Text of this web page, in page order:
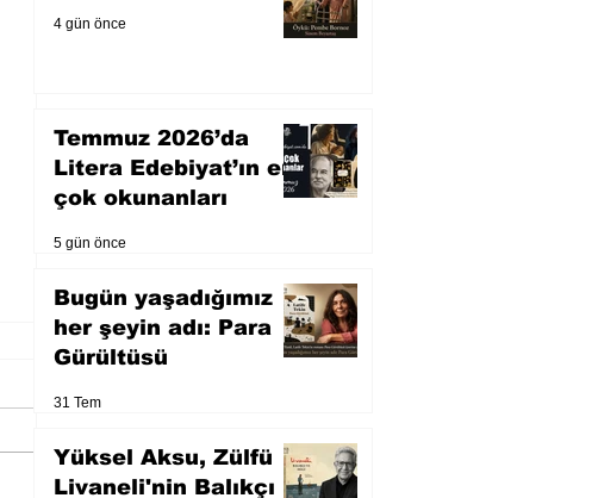
4 gün önce
Temmuz 2026’da
Litera Edebiyat’ın en
çok okunanları
5 gün önce
Bugün yaşadığımız
her şeyin adı: Para
Gürültüsü
31 Tem
Yüksel Aksu, Zülfü
Livaneli'nin Balıkçı